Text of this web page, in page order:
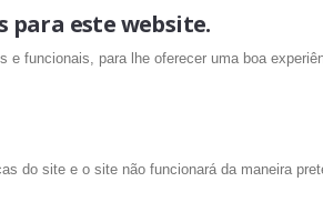
para este website.
funcionais, para lhe oferecer uma boa
do site e o site não funcionará da maneira